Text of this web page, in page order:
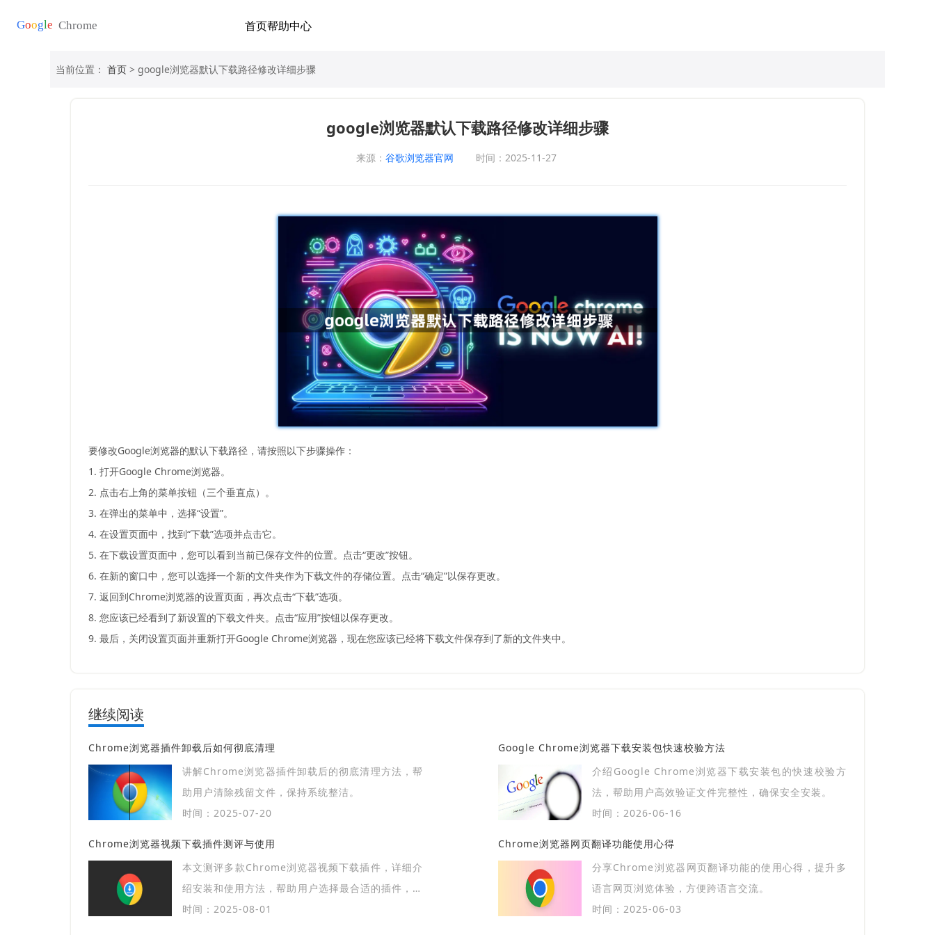
首页帮助中心
当前位置： 首页 > google浏览器默认下载路径修改详细步骤
google浏览器默认下载路径修改详细步骤
来源： 谷歌浏览器官网 时间：2025-11-27
要修改Google浏览器的默认下载路径，请按照以下步骤操作：
1. 打开Google Chrome浏览器。
2. 点击右上角的菜单按钮（三个垂直点）。
3. 在弹出的菜单中，选择“设置”。
4. 在设置页面中，找到“下载”选项并点击它。
5. 在下载设置页面中，您可以看到当前已保存文件的位置。点击“更改”按钮。
6. 在新的窗口中，您可以选择一个新的文件夹作为下载文件的存储位置。点击“确定”以保存更改。
7. 返回到Chrome浏览器的设置页面，再次点击“下载”选项。
8. 您应该已经看到了新设置的下载文件夹。点击“应用”按钮以保存更改。
9. 最后，关闭设置页面并重新打开Google Chrome浏览器，现在您应该已经将下载文件保存到了新的文件夹中。
继续阅读
Chrome浏览器插件卸载后如何彻底清理
讲解Chrome浏览器插件卸载后的彻底清理方法，帮
助用户清除残留文件，保持系统整洁。
时间：2025-07-20
Google Chrome浏览器下载安装包快速校验方法
介绍Google Chrome浏览器下载安装包的快速校验方
法，帮助用户高效验证文件完整性，确保安全安装。
时间：2026-06-16
Chrome浏览器视频下载插件测评与使用
本文测评多款Chrome浏览器视频下载插件，详细介
绍安装和使用方法，帮助用户选择最合适的插件，轻
松下载视频内容。
时间：2025-08-01
Chrome浏览器网页翻译功能使用心得
分享Chrome浏览器网页翻译功能的使用心得，提升多
语言网页浏览体验，方便跨语言交流。
时间：2025-06-03